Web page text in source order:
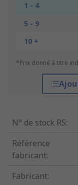
1 - 4
5 - 9
10 +
*Prix donné à titre
N° de stock RS:
Référence
fabricant:
Fabricant: